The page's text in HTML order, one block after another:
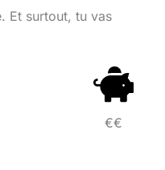
Et surtout, tu vas
€€